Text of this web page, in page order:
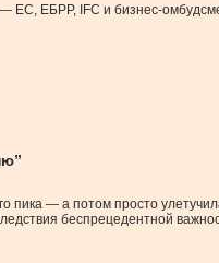
ЕС, ЕБРР, IFC и бизнес-
— а потом просто
беспрецедентной